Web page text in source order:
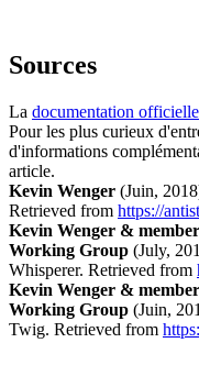
Sources
La documentation officielle
Pour les plus curieux
d'informations
article.
Kevin Wenger (Juin,
Retrieved from https://
Kevin Wenger &
Working Group (July,
Whisperer. Retrieved from
Kevin Wenger &
Working Group (Juin,
Twig. Retrieved from